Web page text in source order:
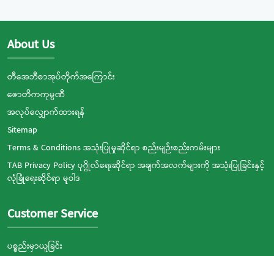
About Us
တီအေဘီစာအုပ်တိုက်အကြောင်း
ဇောတိကကုမ္ပဏီ
အလုပ်လျှောက်ထားရန်
Sitemap
Terms & Conditions အသုံးပြုမှုဆိုင်ရာ စည်းမျဉ်းစည်းကမ်းများ
TAB Privacy Policy ပုဂ္ဂိုလ်ရေးဆိုင်ရာ အချက်အလက်များကို အသုံးပြုခြင်းနှင့်
လုံခြုံရေးဆိုင်ရာ မူဝါဒ
Customer Service
ပစ္စည်းမှာယူခြင်း